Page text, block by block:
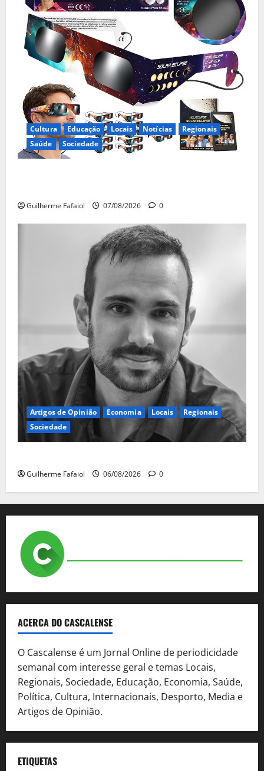
Cultura Educação Locais Notícias
Regionais
Saúde
Sociedade
Guilherme Fafaiol 07/08/2026 0
Artigos de Opinião Economia Locais
Regionais
Sociedade
Guilherme Fafaiol 06/08/2026 0
ACERCA DO CASCALENSE
O Cascalense é um Jornal Online de periodicidade
semanal com interesse geral e temas Locais,
Regionais, Sociedade, Educação, Economia, Saúde,
Política, Cultura, Internacionais, Desporto, Media e
Artigos de Opinião.
ETIQUETAS